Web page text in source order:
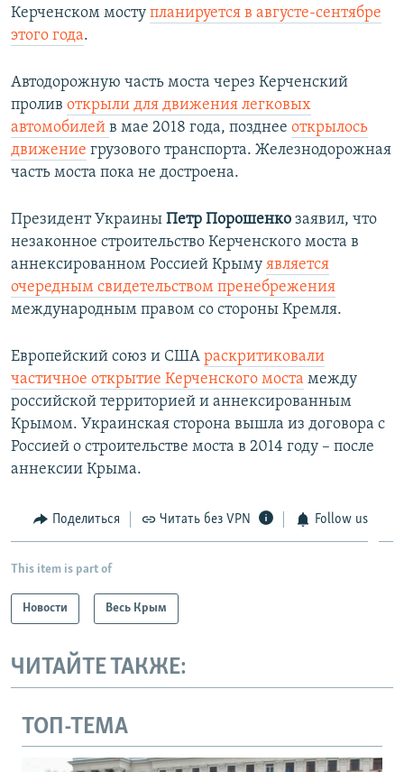
Керченском мосту планируется в августе-сентябре
этого года.
Автодорожную часть моста через Керченский
пролив открыли для движения легковых
автомобилей в мае 2018 года, позднее открылось
движение грузового транспорта. Железнодорожная
часть моста пока не достроена.
Президент Украины Петр Порошенко заявил, что
незаконное строительство Керченского моста в
аннексированном Россией Крыму является
очередным свидетельством пренебрежения
международным правом со стороны Кремля.
Европейский союз и США раскритиковали
частичное открытие Керченского моста между
российской территорией и аннексированным
Крымом. Украинская сторона вышла из договора с
Россией о строительстве моста в 2014 году – после
аннексии Крыма.
Поделиться Читать без VPN Follow us
This item is part of
Новости Весь Крым
ЧИТАЙТЕ ТАКЖЕ:
ТОП-ТЕМА